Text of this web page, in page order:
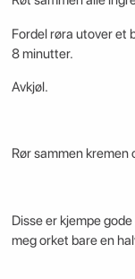
Fordel røra utover et
8 minutter.
Avkjøl.
Rør sammen kremen
Disse er kjempe
meg orket bare en